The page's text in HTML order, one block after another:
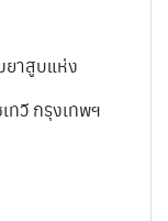
ยาสูบแห่ง
ทวี กรุงเทพฯ